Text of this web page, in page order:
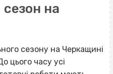
на
сезону на Черкащині
цього часу усі